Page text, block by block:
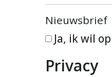
Nieuwsbrief
Ja, ik wil
Privacy